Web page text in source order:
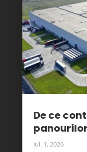
De ce
iul. 1, 2026